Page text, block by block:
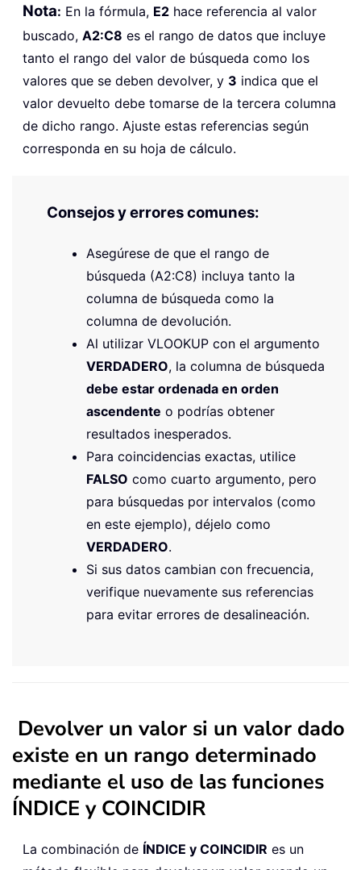
Nota: En la fórmula, E2 hace referencia al valor
buscado, A2:C8 es el rango de datos que incluye
tanto el rango del valor de búsqueda como los
valores que se deben devolver, y 3 indica que el
valor devuelto debe tomarse de la tercera columna
de dicho rango. Ajuste estas referencias según
corresponda en su hoja de cálculo.
Consejos y errores comunes:
Asegúrese de que el rango de
búsqueda (A2:C8) incluya tanto la
columna de búsqueda como la
columna de devolución.
Al utilizar VLOOKUP con el argumento
VERDADERO, la columna de búsqueda
debe estar ordenada en orden
ascendente o podrías obtener
resultados inesperados.
Para coincidencias exactas, utilice
FALSO como cuarto argumento, pero
para búsquedas por intervalos (como
en este ejemplo), déjelo como
VERDADERO.
Si sus datos cambian con frecuencia,
verifique nuevamente sus referencias
para evitar errores de desalineación.
Devolver un valor si un valor dado
existe en un rango determinado
mediante el uso de las funciones
ÍNDICE y COINCIDIR
La combinación de ÍNDICE y COINCIDIR es un